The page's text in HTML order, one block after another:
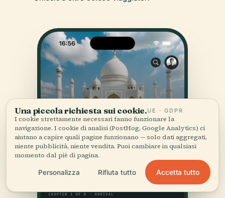
Una piccola richiesta sui cookie.UE · GDPR
I cookie strettamente necessari fanno funzionare la
navigazione. I cookie di analisi (PostHog, Google Analytics) ci
aiutano a capire quali pagine funzionano — solo dati aggregati,
niente pubblicità, niente vendita. Puoi cambiare in qualsiasi
momento dal piè di pagina.
Personalizza Rifiuta tutto Accetta tutto